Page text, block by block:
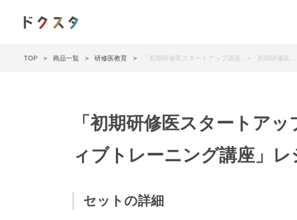
TOP > 商品一覧 > 研修医教育 > 「初期研修医スタートアップ講座」+「初期研修医…
「初期研修医スタートア
ィブトレーニング講座」レ
セットの詳細